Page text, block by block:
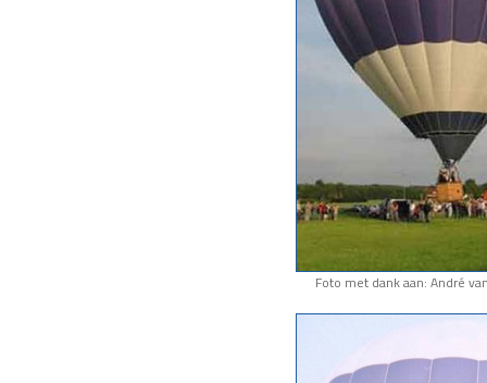
Foto met dank aan: André